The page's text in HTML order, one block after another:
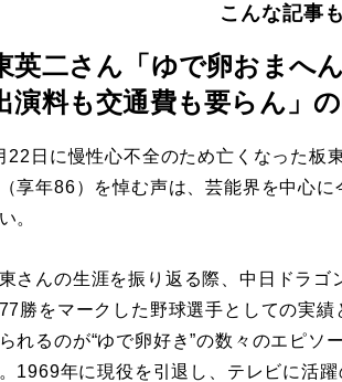
こんな記事
英二さん「ゆで卵おまへ
演料も交通費も要らん」
日に慢性心不全のため亡くなった板
享年86）を悼む声は、芸能界を中心に
。
さんの生涯を振り返る際、中日ドラゴ
勝をマークした野球選手としての実績
れるのが“ゆで卵好き”の数々のエピソ
1969年に現役を引退し、テレビに活躍